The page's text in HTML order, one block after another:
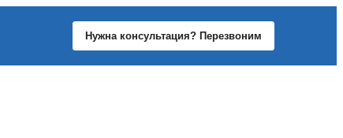
Нужна консультация? Перезвоним